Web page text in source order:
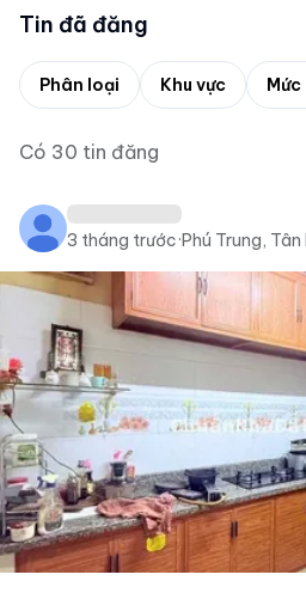
Tin đã đăng
Phân loại Khu vực
Có 30 tin đăng
3 tháng trước·Phú Trung, Tân